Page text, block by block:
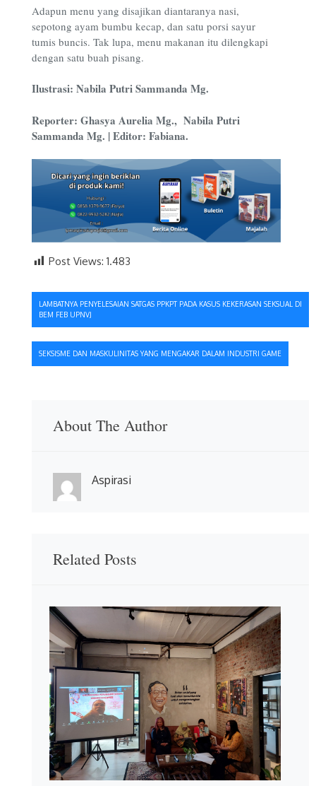
Adapun menu yang disajikan diantaranya nasi,
sepotong ayam bumbu kecap, dan satu porsi sayur
tumis buncis. Tak lupa, menu makanan itu dilengkapi
dengan satu buah pisang.
Ilustrasi: Nabila Putri Sammanda Mg.
Reporter: Ghasya Aurelia Mg., Nabila Putri
Sammanda Mg. | Editor: Fabiana.
Post Views: 1.483
Navigasi
pos
LAMBATNYA PENYELESAIAN SATGAS PPKPT PADA KASUS KEKERASAN SEKSUAL DI
BEM FEB UPNVJ
SEKSISME DAN MASKULINITAS YANG MENGAKAR DALAM INDUSTRI GAME
About The Author
Aspirasi
Related Posts